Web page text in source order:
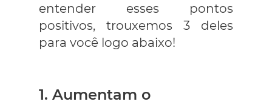
entender esses pontos
positivos, trouxemos 3 deles
para você logo abaixo!
1. Aumentam o